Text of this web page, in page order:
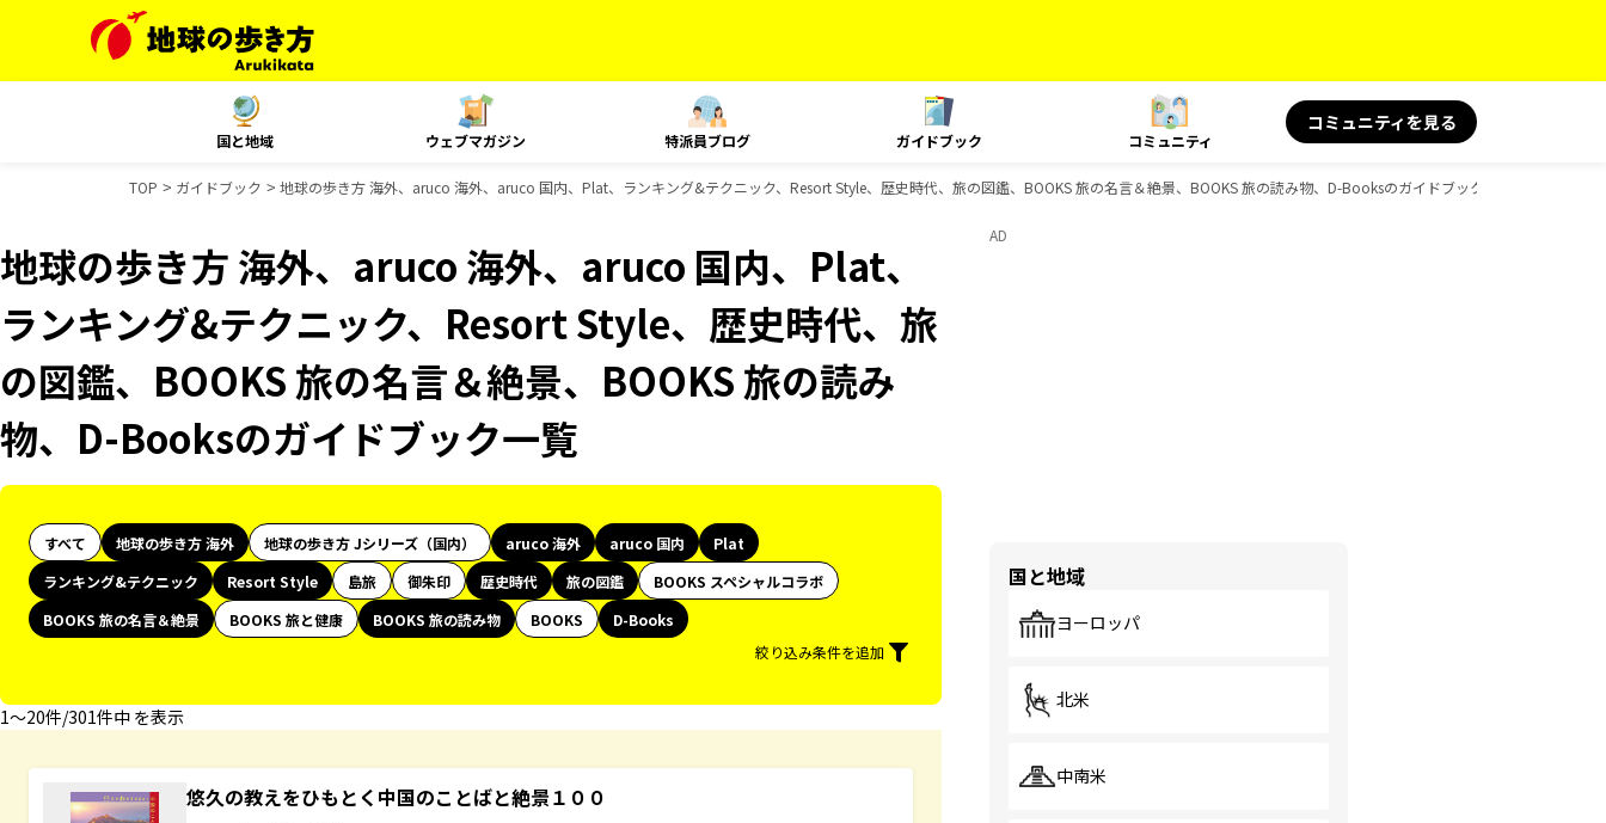
国と地域 ウェブマガジン 特派員ブログ ガイドブック コミュニティ
コミュニティを見る
TOP ガイドブック 地球の歩き方 海外、aruco 海外、aruco 国内、Plat、ランキング&テクニック、Resort Style、歴史時代、旅の図鑑、BOOKS 旅の名言＆絶景、BOOKS 旅の読み物、D-Booksのガイドブック一覧
地球の歩き方 海外、aruco 海外、aruco 国内、Plat、
ランキング&テクニック、Resort Style、歴史時代、旅
の図鑑、BOOKS 旅の名言＆絶景、BOOKS 旅の読み
物、D-Booksのガイドブック一覧
すべて 地球の歩き方 海外 地球の歩き方 Jシリーズ（国内） aruco 海外 aruco 国内
Plat
ランキング&テクニック
Resort Style 島旅 御朱印 歴史時代 旅の図鑑
BOOKS スペシャルコラボ
BOOKS 旅の名言＆絶景
BOOKS 旅と健康 BOOKS 旅の読み物 BOOKS
D-Books
絞り込み条件を追加
1〜20件/301件中 を表示
悠久の教えをひもとく中国のことばと絶景１００
AD
国と地域
ヨーロッパ
北米
中南米